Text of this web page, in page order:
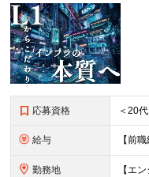
応募資格
給与
勤務地